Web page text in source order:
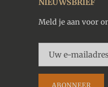
NIEUWSBRIEF
Meld je aan voor
ABONNEER